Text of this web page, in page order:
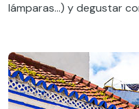
lámparas…) y degustar